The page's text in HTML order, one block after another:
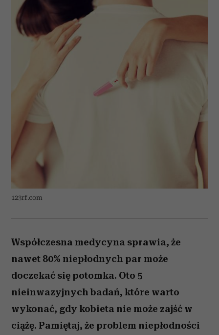
123rf.com
Współczesna medycyna sprawia, że
nawet 80% niepłodnych par może
doczekać się potomka. Oto 5
nieinwazyjnych badań, które warto
wykonać, gdy kobieta nie może zajść w
ciążę. Pamiętaj, że problem niepłodności